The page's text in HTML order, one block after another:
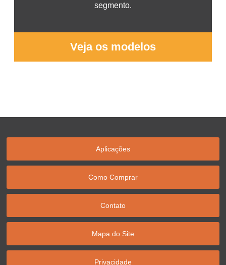
segmento.
Veja os modelos
Aplicações
Como Comprar
Contato
Mapa do Site
Privacidade